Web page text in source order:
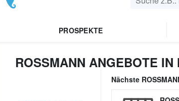
PROSPEKTE
ROSSMANN ANGEBOTE IN
Nächste